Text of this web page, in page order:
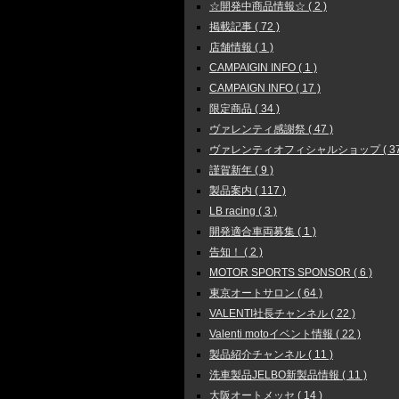
☆開発中商品情報☆ ( 2 )
掲載記事 ( 72 )
店舗情報 ( 1 )
CAMPAIGIN INFO ( 1 )
CAMPAIGN INFO ( 17 )
限定商品 ( 34 )
ヴァレンティ感謝祭 ( 47 )
ヴァレンティオフィシャルショップ (
謹賀新年 ( 9 )
製品案内 ( 117 )
LB racing ( 3 )
開発適合車両募集 ( 1 )
告知！ ( 2 )
MOTOR SPORTS SPONSOR ( 6 )
東京オートサロン ( 64 )
VALENTI社長チャンネル ( 22 )
Valenti motoイベント情報 ( 22 )
製品紹介チャンネル ( 11 )
洗車製品JELBO新製品情報 ( 11 )
大阪オートメッセ ( 14 )